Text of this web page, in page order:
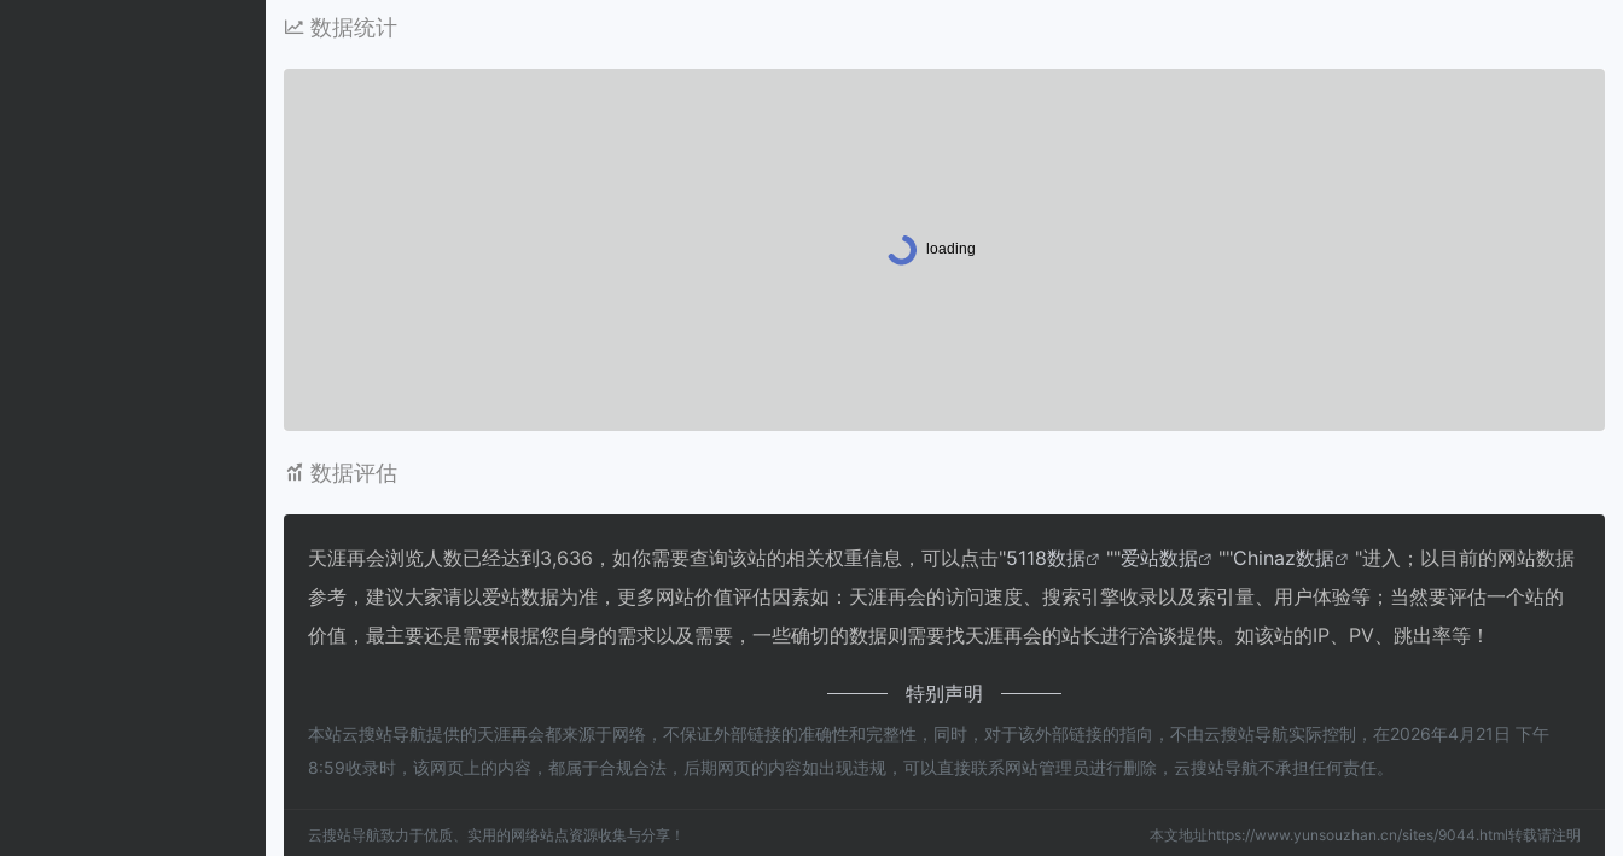
数据统计
数据评估
天涯再会浏览人数已经达到3,636，如你需要查询该站的相关权重信息，可以点击"5118数据 ""爱站数据 ""Chinaz数据
"进入；以目前的网站数据
参考，建议大家请以爱站数据为准，更多网站价值评估因素如：天涯再会的访问速度、搜索引擎收录以及索引量、用户体验等；当然要评估一个站的
价值，最主要还是需要根据您自身的需求以及需要，一些确切的数据则需要找天涯再会的站长进行洽谈提供。如该站的IP、PV、跳出率等！
特别声明
本站云搜站导航提供的天涯再会都来源于网络，不保证外部链接的准确性和完整性，同时，对于该外部链接的指向，不由云搜站导航实际控制，在2026年4月21日 下午
8:59收录时，该网页上的内容，都属于合规合法，后期网页的内容如出现违规，可以直接联系网站管理员进行删除，云搜站导航不承担任何责任。
云搜站导航致力于优质、实用的网络站点资源收集与分享！ 本文地址https://www.yunsouzhan.cn/sites/9044.html转载请注明